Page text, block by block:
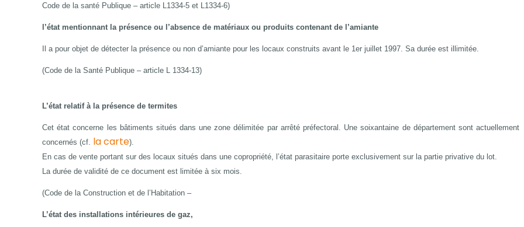
Code de la santé Publique – article L1334-5 et L1334-6)
l’état mentionnant la présence ou l’absence de matériaux ou produits contenant de l’amiante
Il a pour objet de détecter la présence ou non d’amiante pour les locaux construits avant le 1er juillet 1997. Sa durée est illimitée.
(Code de la Santé Publique – article L 1334-13)
L’état relatif à la présence de termites
Cet état concerne les bâtiments situés dans une zone délimitée par arrêté préfectoral. Une soixantaine de département sont actuellement
concernés (cf. la carte).
En cas de vente portant sur des locaux situés dans une copropriété, l’état parasitaire porte exclusivement sur la partie privative du lot.
La durée de validité de ce document est limitée à six mois.
(Code de la Construction et de l’Habitation –
L’état des installations intérieures de gaz,